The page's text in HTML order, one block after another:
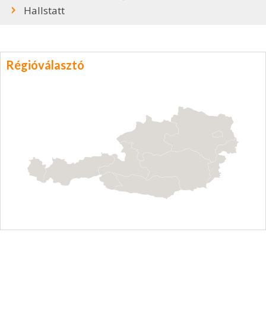
Hallstatt
Régióválasztó